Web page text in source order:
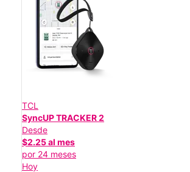
TCL
SyncUP TRACKER 2
Desde
$2.25 al mes
por 24 meses
Hoy